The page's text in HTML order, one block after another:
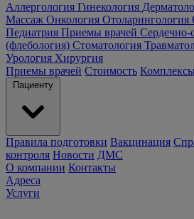
Аллергология Гинекология
Массаж Онкология Отоларингология
Педиатрия Приемы врачей Сердечно-
(флебология) Стоматология
Урология Хирургия
Приемы врачей Стоимость Комплексы
Пациенту
Правила подготовки Вакцинация
контроля Новости ДМС
О компании Контакты
Адреса
Услуги